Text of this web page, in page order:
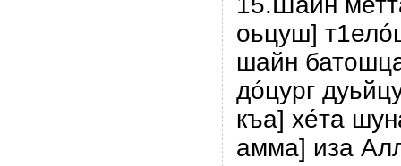
оьцуш]
шайн
дóцург
къа] хéта
амма] иза